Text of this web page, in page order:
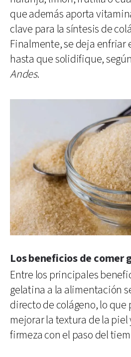
que además aporta
clave para la síntesis de
Finalmente, se deja enfriar
hasta que solidifique,
Andes.
Los beneficios de comer
Entre los principales
gelatina a la alimentación
directo de colágeno, lo que
mejorar la textura de la piel
firmeza con el paso del